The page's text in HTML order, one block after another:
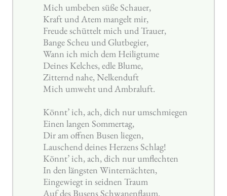
Mich umbeben süße Schauer,
Kraft und Atem mangelt mir,
Freude schüttelt mich und Trauer,
Bange Scheu und Glutbegier,
Wann ich mich dem Heiligtume
Deines Kelches, edle Blume,
Zitternd nahe, Nelkenduft
Mich umweht und Ambraluft.
Könnt’ ich, ach, dich nur umschmiegen
Einen langen Sommertag,
Dir am offnen Busen liegen,
Lauschend deines Herzens Schlag!
Könnt’ ich, ach, dich nur umflechten
In den längsten Winternächten,
Eingewiegt in seidnen Traum
Auf des Busens Schwanenflaum.